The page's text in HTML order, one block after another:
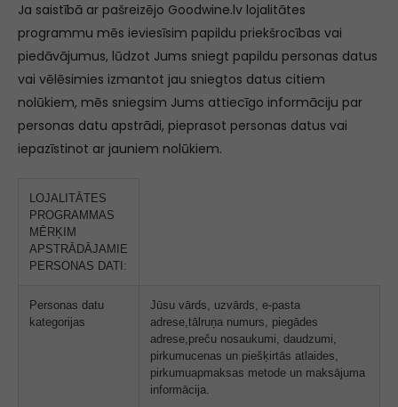
Ja saistībā ar pašreizējo Goodwine.lv lojalitātes
programmu mēs ieviesīsim papildu priekšrocības vai
piedāvājumus, lūdzot Jums sniegt papildu personas datus
vai vēlēsimies izmantot jau sniegtos datus citiem
nolūkiem, mēs sniegsim Jums attiecīgo informāciju par
personas datu apstrādi, pieprasot personas datus vai
iepazīstinot ar jauniem nolūkiem.
LOJALITĀTES
PROGRAMMAS
MĒRĶIM
APSTRĀDĀJAMIE
PERSONAS DATI:
Personas datu
kategorijas
Jūsu vārds, uzvārds, e-pasta
adrese,tālruņa numurs, piegādes
adrese,preču nosaukumi, daudzumi,
pirkumucenas un piešķirtās atlaides,
pirkumuapmaksas metode un maksājuma
informācija.